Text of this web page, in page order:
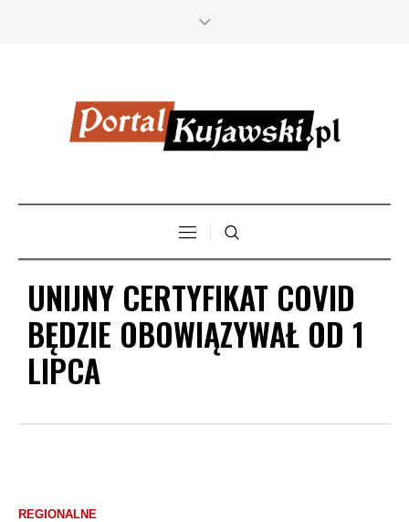
UNIJNY CERTYFIKAT COVID
BĘDZIE OBOWIĄZYWAŁ OD 1
LIPCA
REGIONALNE